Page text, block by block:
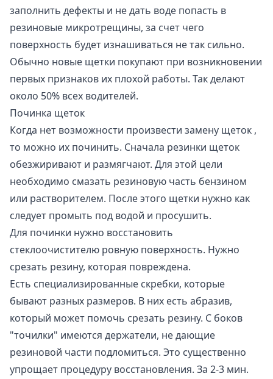
заполнить дефекты и не дать воде попасть в
резиновые микротрещины, за счет чего
поверхность будет изнашиваться не так сильно.
Обычно новые щетки покупают при возникновении
первых признаков их плохой работы. Так делают
около 50% всех водителей.
Починка щеток
Когда нет возможности произвести замену щеток ,
то можно их починить. Сначала резинки щеток
обезжиривают и размягчают. Для этой цели
необходимо смазать резиновую часть бензином
или растворителем. После этого щетки нужно как
следует промыть под водой и просушить.
Для починки нужно восстановить
стеклоочистителю ровную поверхность. Нужно
срезать резину, которая повреждена.
Есть специализированные скребки, которые
бывают разных размеров. В них есть абразив,
который может помочь срезать резину. С боков
"точилки" имеются держатели, не дающие
резиновой части подломиться. Это существенно
упрощает процедуру восстановления. За 2-3 мин.